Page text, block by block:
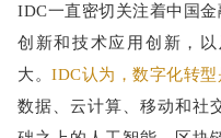
IDC一直密切关注着中国
创新和技术应用创新，
大。IDC认为，数字化转
数据、云计算、移动和社